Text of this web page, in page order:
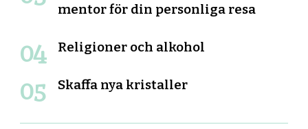
mentor för din personliga resa
Religioner och alkohol
Skaffa nya kristaller